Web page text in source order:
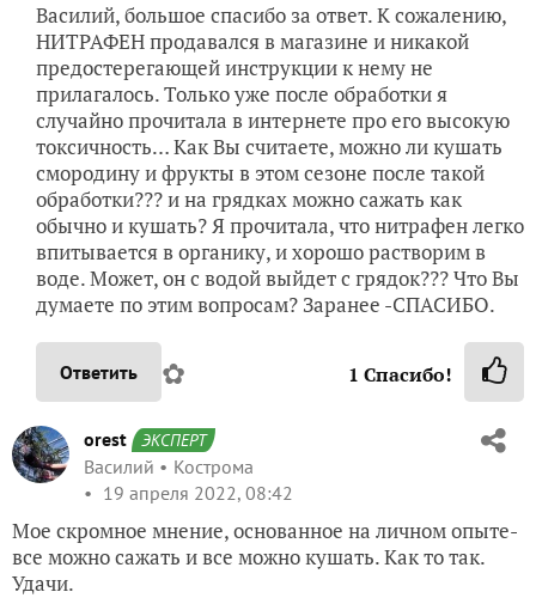
Василий, большое спасибо за ответ. К сожалению,
НИТРАФЕН продавался в магазине и никакой
предостерегающей инструкции к нему не
прилагалось. Только уже после обработки я
случайно прочитала в интернете про его высокую
токсичность… Как Вы считаете, можно ли кушать
смородину и фрукты в этом сезоне после такой
обработки??? и на грядках можно сажать как
обычно и кушать? Я прочитала, что нитрафен легко
впитывается в органику, и хорошо растворим в
воде. Может, он с водой выйдет с грядок??? Что Вы
думаете по этим вопросам? Заранее -СПАСИБО.
Ответить ✿ 1 Спасибо!
orest ЭКСПЕРТ
Василий
Кострома
19 апреля 2022, 08:42
Мое скромное мнение, основанное на личном опыте-
все можно сажать и все можно кушать. Как то так.
Удачи.